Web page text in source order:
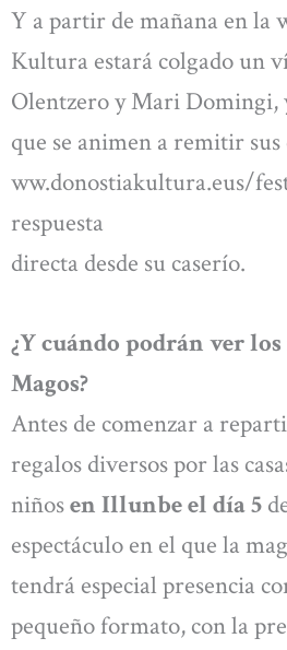
Y a partir de mañana en la
Kultura estará colgado un
Olentzero y Mari Domingi,
que se animen a remitir sus
ww.donostiakultura.eus/
respuesta
directa desde su caserío.
¿Y cuándo podrán ver los
Magos?
Antes de comenzar a
regalos diversos por las
niñosen Illunbe el día 5
espectáculo en el que la
tendrá especial presencia
pequeño formato, con la